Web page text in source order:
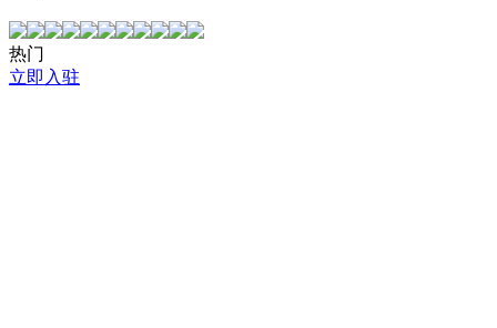
热门
立即入驻